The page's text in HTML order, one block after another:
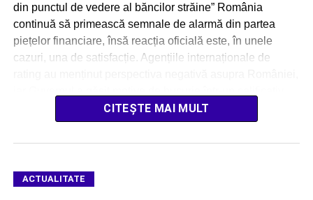
din punctul de vedere al băncilor străine” România
continuă să primească semnale de alarmă din partea
piețelor financiare, însă reacția oficială este, în unele
cazuri, una de satisfacție. Agențiile internaționale de
CITEȘTE MAI MULT
ACTUALITATE